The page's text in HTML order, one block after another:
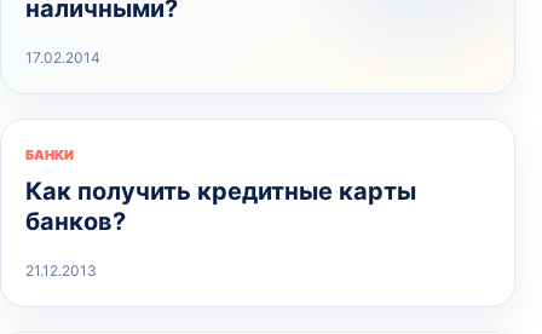
наличными?
17.02.2014
БАНКИ
Как получить кредитные карты
банков?
21.12.2013